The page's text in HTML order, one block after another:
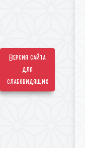
Версия сайта
для
слабовидящих